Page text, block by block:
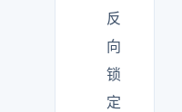
反
向
锁
定